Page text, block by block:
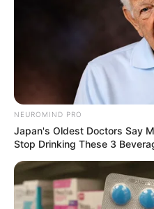
Las
esta
sienten
Ver más
29 May, 2026 byadmin
NEUROMIND PRO
Japan's Oldest Doctors Say
Stop Drinking These 3